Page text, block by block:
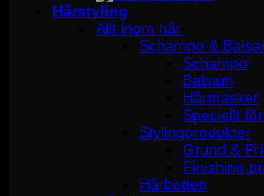
Hårstyling
Allt inom hår
Schampo &
Schampo
Balsam
Hårmasker
Speciellt
Stylingprodukter
Grund &
Finishing
Hårbotten